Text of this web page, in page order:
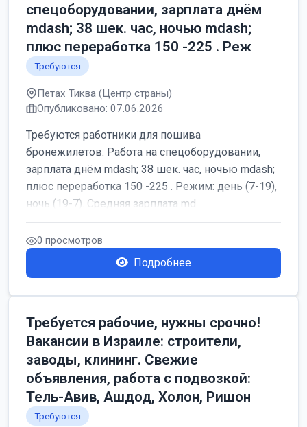
спецоборудовании, зарплата днём
mdash; 38 шек. час, ночью mdash;
плюс переработка 150 -225 . Реж
Требуются
Петах Тиква (Центр страны)
Опубликовано: 07.06.2026
Требуются работники для пошива
бронежилетов. Работа на спецоборудовании,
зарплата днём mdash; 38 шек. час, ночью mdash;
плюс переработка 150 -225 . Режим: день (7-19),
ночь (19-7). Средняя зарплата md...
0 просмотров
Подробнее
Требуется рабочие, нужны срочно!
Вакансии в Израиле: строители,
заводы, клининг. Свежие
объявления, работа с подвозкой:
Тель-Авив, Ашдод, Холон, Ришон
Требуются